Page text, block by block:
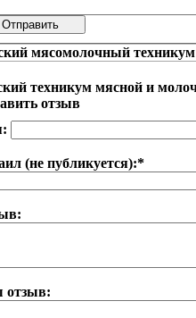
техникум мясной и
отзыв
(не публикуется):*
отзыв: